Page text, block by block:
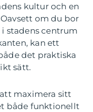
kultur och en
om du bor
stadens centrum
kan ett
det praktiska
sätt.
maximera sitt
både funktionellt